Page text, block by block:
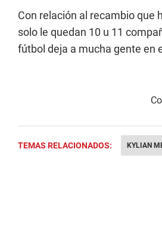
Con relación al recambio que
solo le quedan 10 u 11
fútbol deja a mucha gente en
TEMAS RELACIONADOS: KYLIAN